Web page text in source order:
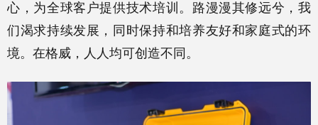
心，为全球客户提供技术培训。路漫漫其修远兮，我
们渴求持续发展，同时保持和培养友好和家庭式的环
境。在格威，人人均可创造不同。